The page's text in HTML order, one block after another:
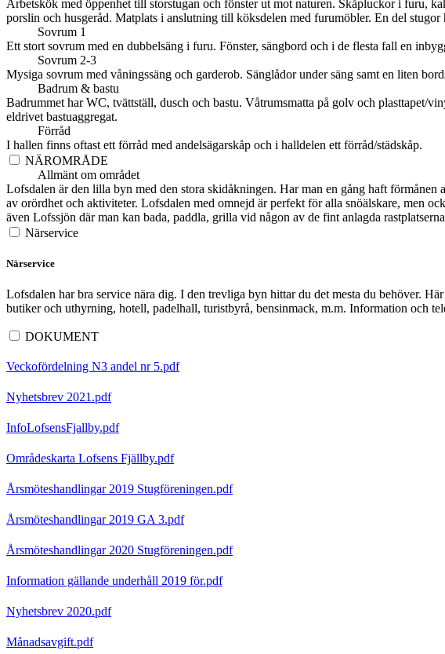
Arbetskök med öppenhet till storstugan och fönster ut mot naturen. Skåpluckor i furu,
porslin och husgeråd. Matplats i anslutning till köksdelen med furumöbler. En del
Sovrum 1
Ett stort sovrum med en dubbelsäng i furu. Fönster, sängbord och i de flesta fall en
Sovrum 2-3
Mysiga sovrum med våningssäng och garderob. Sänglådor under säng samt en liten
Badrum & bastu
Badrummet har WC, tvättställ, dusch och bastu. Våtrumsmatta på golv och plasttapet/
eldrivet bastuaggregat.
Förråd
I hallen finns oftast ett förråd med andelsägarskåp och i halldelen ett förråd/städskåp.
NÄROMRÅDE
Allmänt om området
Lofsdalen är den lilla byn med den stora skidåkningen. Har man en gång haft
av orördhet och aktiviteter. Lofsdalen med omnejd är perfekt för alla snöälskare, men
även Lofssjön där man kan bada, paddla, grilla vid någon av de fint anlagda
Närservice
Närservice
Lofsdalen har bra service nära dig. I den trevliga byn hittar du det mesta du behöver.
butiker och uthyrning, hotell, padelhall, turistbyrå, bensinmack, m.m. Information och
DOKUMENT
Veckofördelning N3 andel nr 5.pdf
Nyhetsbrev 2021.pdf
InfoLofsensFjallby.pdf
Områdeskarta Lofsens Fjällby.pdf
Årsmöteshandlingar 2019 Stugföreningen.pdf
Årsmöteshandlingar 2019 GA 3.pdf
Årsmöteshandlingar 2020 Stugföreningen.pdf
Information gällande underhåll 2019 för.pdf
Nyhetsbrev 2020.pdf
Månadsavgift.pdf